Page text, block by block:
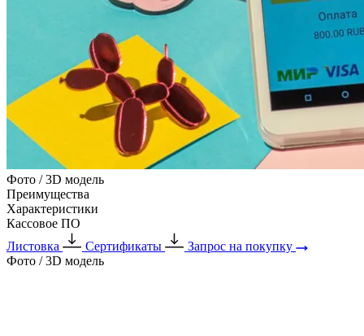
Фото / 3D модель
Преимущества
Характеристики
Кассовое ПО
Листовка
Сертификаты
Запрос на покупку
Фото / 3D модель